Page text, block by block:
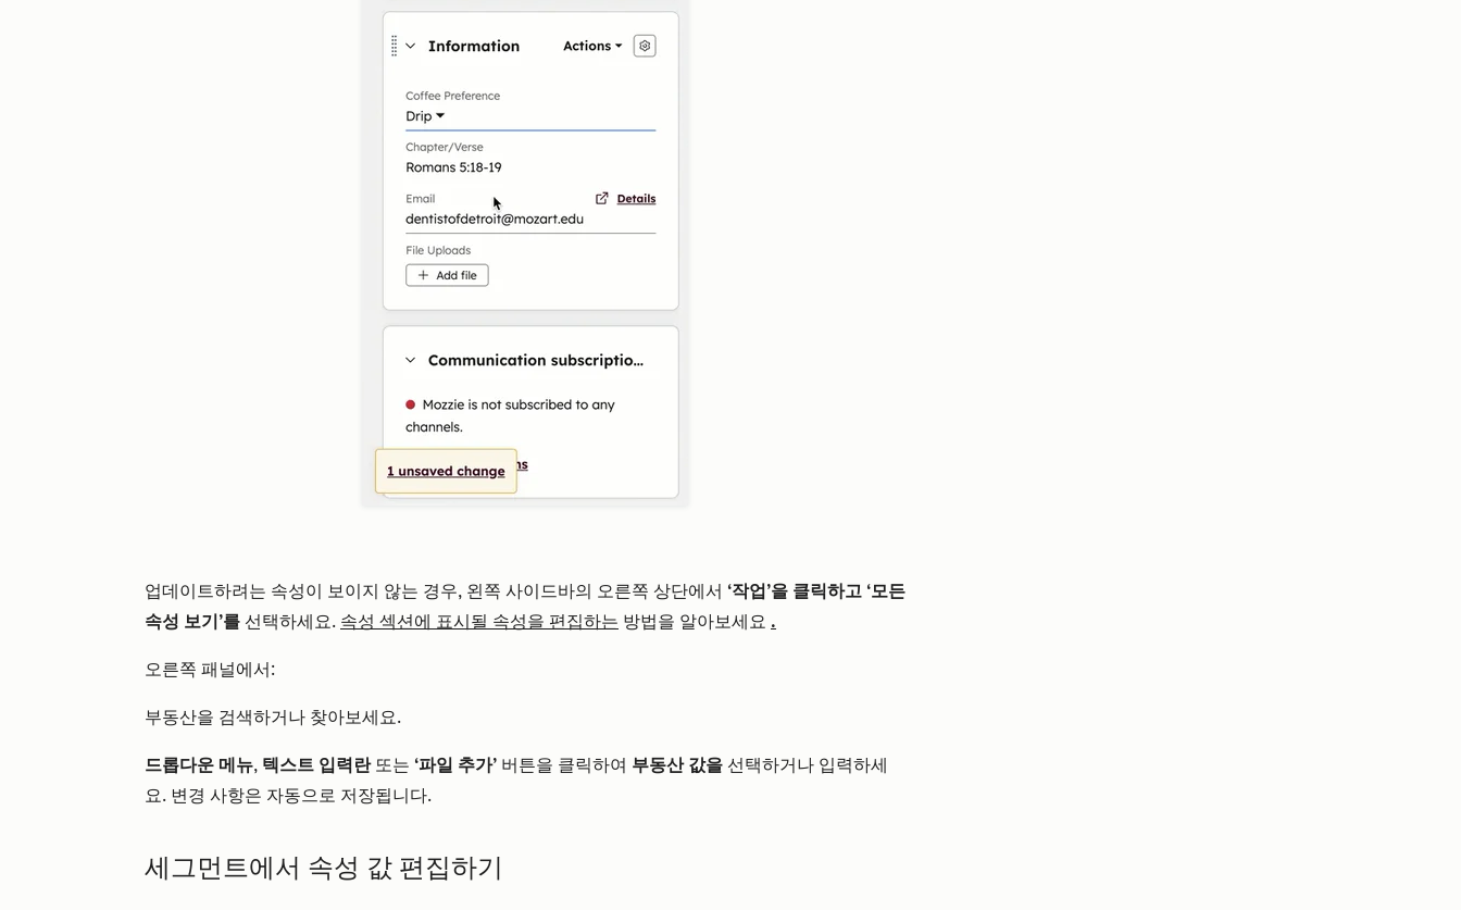
업데이트하려는 속성이 보이지 않는 경우, 왼쪽 사이드바의 오른쪽 상단에서 ‘작업’을 클릭하고 ‘모든
속성 보기’를 선택하세요. 속성 섹션에 표시될 속성을 편집하는 방법을 알아보세요 .
오른쪽 패널에서:
부동산을 검색하거나 찾아보세요.
드롭다운 메뉴, 텍스트 입력란또는 ‘파일 추가’ 버튼을 클릭하여 부동산 값을 선택하거나 입력하세
요. 변경 사항은 자동으로 저장됩니다.
세그먼트에서 속성 값 편집하기